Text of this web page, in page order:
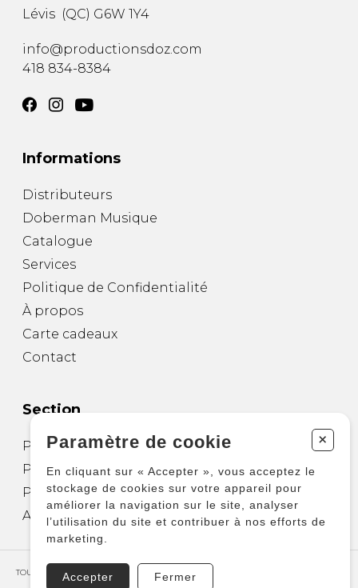
Lévis (QC) G6W 1Y4
info@productionsdoz.com
418 834-8384
Informations
Distributeurs
Doberman Musique
Catalogue
Services
Politique de Confidentialité
À propos
Carte cadeaux
Contact
Section
Partitions pour guitare
Partitions pour autres instruments
Partitions pour ensembles
Autres produits
TOUS DROITS RÉSERVÉS © COPYRIGHT 2026 – PRODUCTIONS D'OZ
Paramètre de cookie +
En cliquant sur « Accepter », vous acceptez le
stockage de cookies sur votre appareil pour
améliorer la navigation sur le site, analyser
l’utilisation du site et contribuer à nos efforts de
marketing.
Accepter Fermer